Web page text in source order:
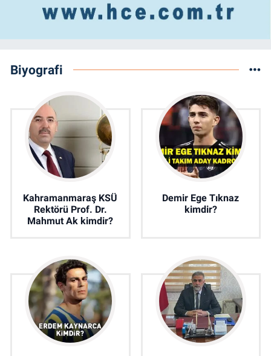
Biyografi
Kahramanmaraş KSÜ
Rektörü Prof. Dr.
Mahmut Ak kimdir?
Demir Ege Tıknaz
kimdir?